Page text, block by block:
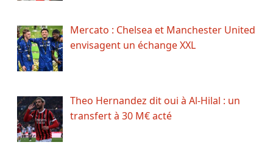
Mercato : Chelsea et Manchester United
envisagent un échange XXL
Theo Hernandez dit oui à Al-Hilal : un
transfert à 30 M€ acté